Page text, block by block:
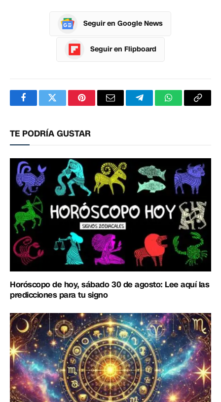
Seguir en Google News
Seguir en Flipboard
FacebookTwitterPinterestCorreoTelegramWhatsApp
TE PODRÍA GUSTAR
Horóscopo de hoy, sábado 30 de agosto: Lee aquí las
predicciones para tu signo